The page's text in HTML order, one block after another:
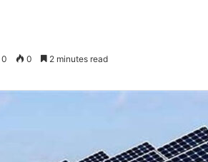
0 0 2 minutes read